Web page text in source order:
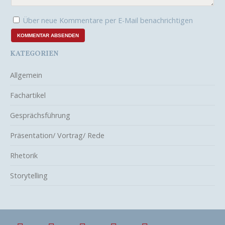
Über neue Kommentare per E-Mail benachrichtigen
KATEGORIEN
Allgemein
Fachartikel
Gesprächsführung
Präsentation/ Vortrag/ Rede
Rhetorik
Storytelling